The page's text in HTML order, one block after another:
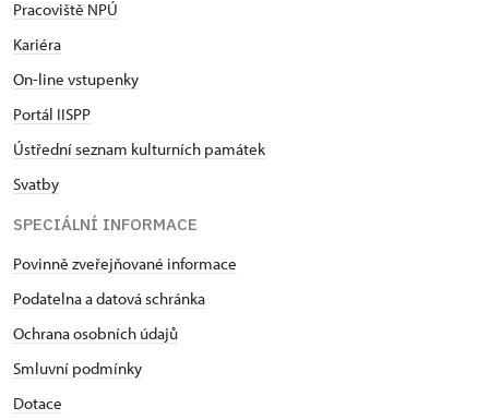
Pracoviště NPÚ
Kariéra
On-line vstupenky
Portál IISPP
Ústřední seznam kulturních památek
Svatby
SPECIÁLNÍ INFORMACE
Povinně zveřejňované informace
Podatelna a datová schránka
Ochrana osobních údajů
Smluvní podmínky
Dotace